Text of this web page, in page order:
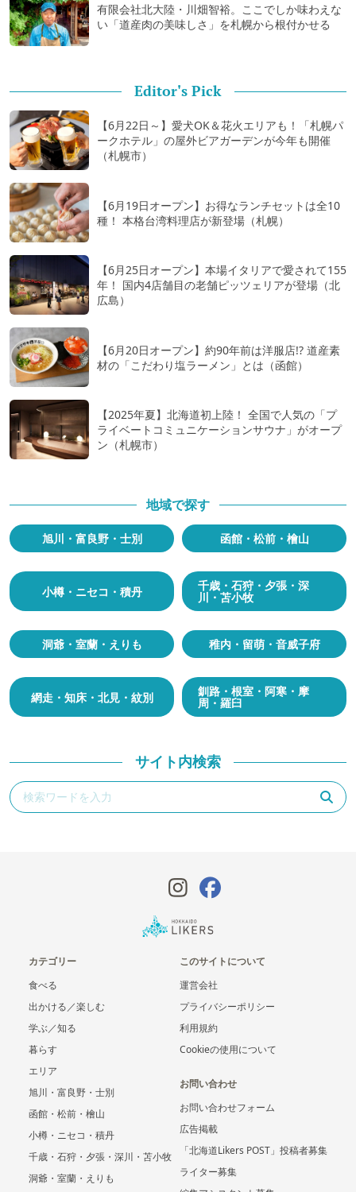
有限会社北大陸・川畑智裕。ここでしか味わえな
い「道産肉の美味しさ」を札幌から根付かせる
Editor's Pick
【6月22日～】愛犬OK＆花火エリアも！「札幌パ
ークホテル」の屋外ビアガーデンが今年も開催
（札幌市）
【6月19日オープン】お得なランチセットは全10
種！ 本格台湾料理店が新登場（札幌）
【6月25日オープン】本場イタリアで愛されて155
年！ 国内4店舗目の老舗ピッツェリアが登場（北
広島）
【6月20日オープン】約90年前は洋服店!? 道産素
材の「こだわり塩ラーメン」とは（函館）
【2025年夏】北海道初上陸！ 全国で人気の「プ
ライベートコミュニケーションサウナ」がオープ
ン（札幌市）
地域で探す
旭川・富良野・士別 函館・松前・檜山
小樽・ニセコ・積丹 千歳・石狩・夕張・深
川・苫小牧
洞爺・室蘭・えりも 稚内・留萌・音威子府
網走・知床・北見・紋別 釧路・根室・阿寒・摩
周・羅臼
サイト内検索
カテゴリー
食べる
出かける／楽しむ
学ぶ／知る
暮らす
エリア
旭川・富良野・士別
函館・松前・檜山
小樽・ニセコ・積丹
千歳・石狩・夕張・深川・苫小牧
洞爺・室蘭・えりも
このサイトについて
運営会社
プライバシーポリシー
利用規約
Cookieの使用について
お問い合わせ
お問い合わせフォーム
広告掲載
「北海道Likers POST」投稿者募集
ライター募集